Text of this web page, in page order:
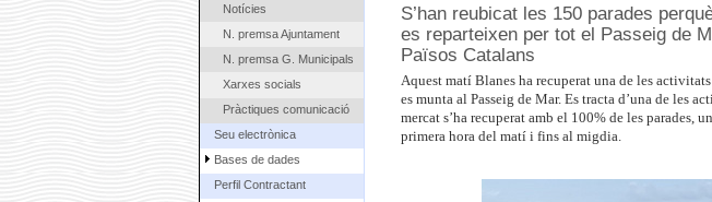
Notícies
N. premsa Ajuntament
N. premsa G. Municipals
Xarxes socials
Pràctiques comunicació
Seu electrònica
Bases de dades
Perfil Contractant
S’han reubicat les 150 parades
es reparteixen per tot el Passeig de
Països Catalans
Aquest matí Blanes ha recuperat una de les
es munta al Passeig de Mar. Es tracta d’una de les
mercat s’ha recuperat amb el 100% de les parades,
primera hora del matí i fins al migdia.